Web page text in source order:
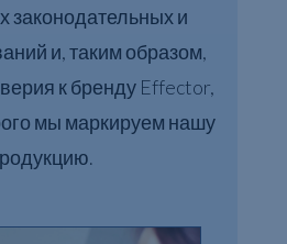
законодательных и
и, таким образом,
к бренду Effector,
мы маркируем нашу